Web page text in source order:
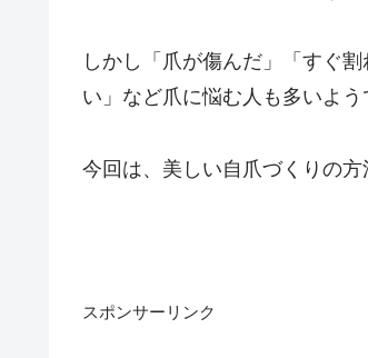
しかし「爪が傷んだ」「すぐ
い」など爪に悩む人も多いよう
今回は、美しい自爪づくりの方
スポンサーリンク